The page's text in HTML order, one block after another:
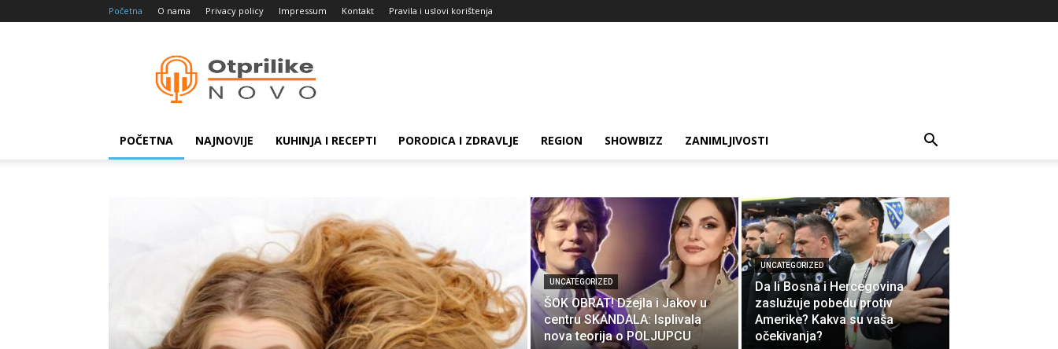
Početna O nama Privacy policy Impressum Kontakt Pravila i uslovi korištenja
novo
POČETNA NAJNOVIJE KUHINJA I RECEPTI PORODICA I ZDRAVLJE REGION SHOWBIZZ ZANIMLJIVOSTI
UNCATEGORIZED
ŠOK OBRAT! Džejla i Jakov u
centru SKANDALA: Isplivala
nova teorija o POLJUPCU
UNCATEGORIZED
Da li Bosna i Hercegovina
zaslužuje pobedu protiv
Amerike? Kakva su vaša
očekivanja?